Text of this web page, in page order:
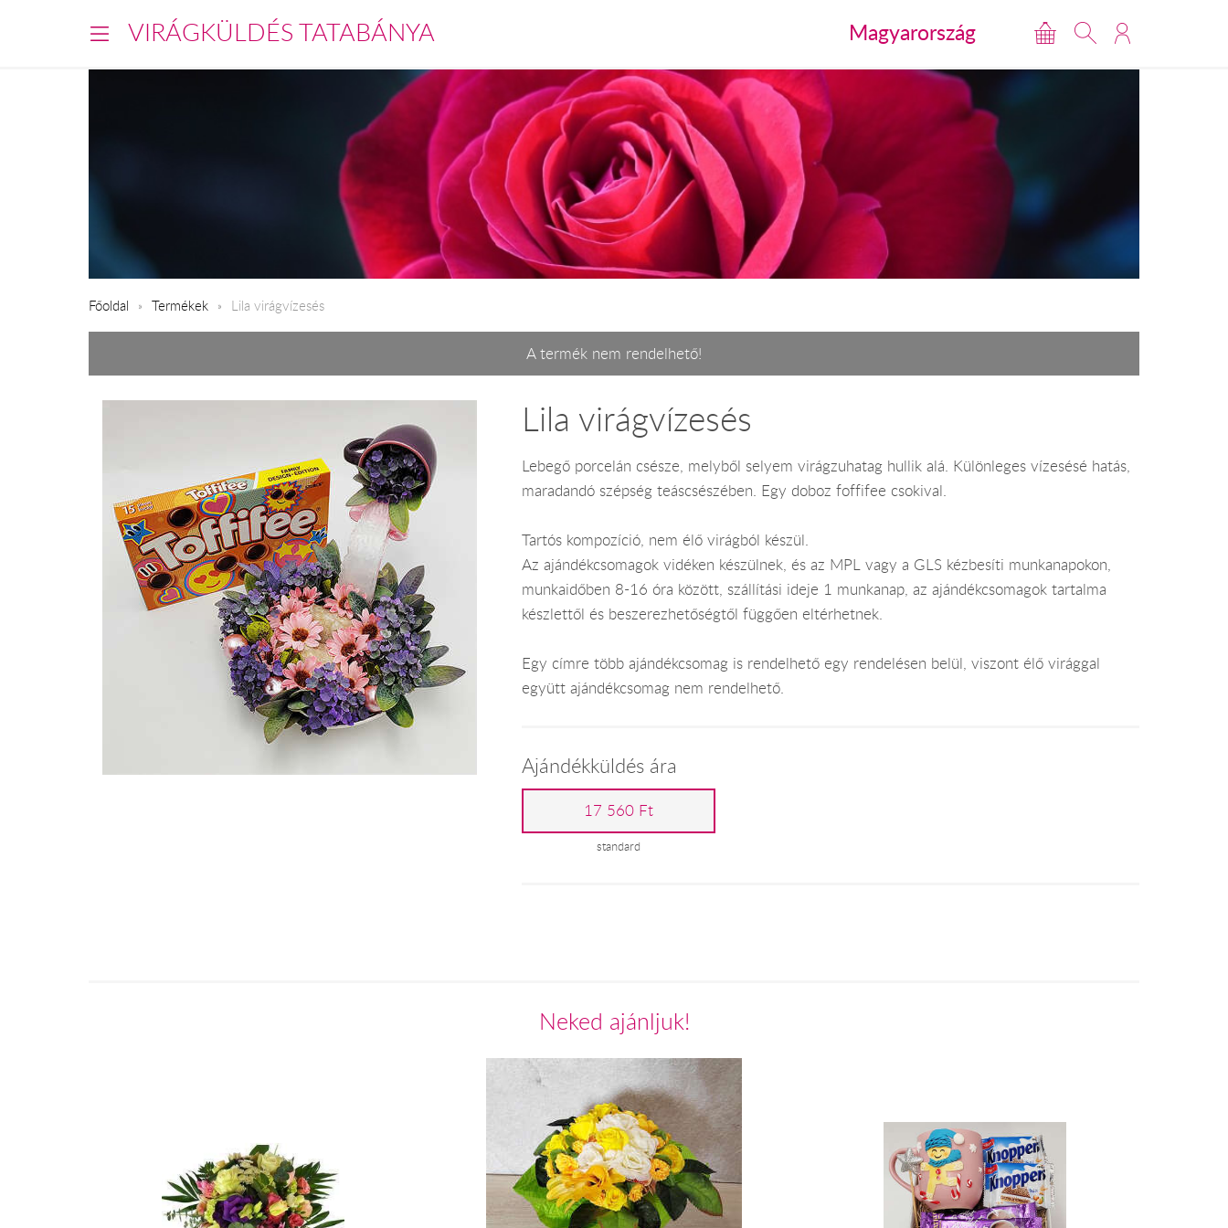
VIRÁGKÜLDÉS TATABÁNYA Magyarország
Főoldal Termékek Lila virágvízesés
A termék nem rendelhető!
Lila virágvízesés
Lebegő porcelán csésze, melyből selyem virágzuhatag hullik alá. Különleges vízesésé hatás,
maradandó szépség teáscsészében. Egy doboz foffifee csokival.
Tartós kompozíció, nem élő virágból készül.
Az ajándékcsomagok vidéken készülnek, és az MPL vagy a GLS kézbesíti munkanapokon,
munkaidőben 8-16 óra között, szállítási ideje 1 munkanap, az ajándékcsomagok tartalma
készlettől és beszerezhetőségtől függően eltérhetnek.
Egy címre több ajándékcsomag is rendelhető egy rendelésen belül, viszont élő virággal
együtt ajándékcsomag nem rendelhető.
Ajándékküldés ára
17 560 Ft
standard
Neked ajánljuk!